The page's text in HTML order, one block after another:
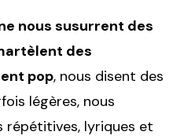
nous susurrent des
des
pop, nous disent des
légères, nous
répétitives, lyriques et